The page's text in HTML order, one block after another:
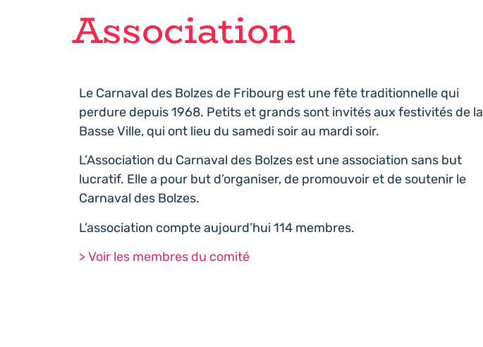
Association
Le Carnaval des Bolzes de Fribourg est une fête traditionnelle qui
perdure depuis 1968. Petits et grands sont invités aux festivités de la
Basse Ville, qui ont lieu du samedi soir au mardi soir.
L’Association du Carnaval des Bolzes est une association sans but
lucratif. Elle a pour but d’organiser, de promouvoir et de soutenir le
Carnaval des Bolzes.
L’association compte aujourd’hui 114 membres.
> Voir les membres du comité